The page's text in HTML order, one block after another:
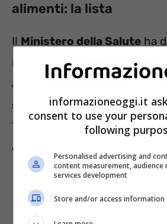
alimenti: la lista
Il Ministero della Salute ha
informazioni inerenti
due
alimentari potenzialmente
salute dei consumatori. Si
Yogurt e di formaggio
erbe.
informazioneoggi.it
consent to use your
following
Personalised advertising and
content measurement, audience
services development
Store and/or access information